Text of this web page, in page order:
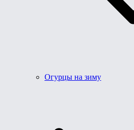
Огурцы на зиму